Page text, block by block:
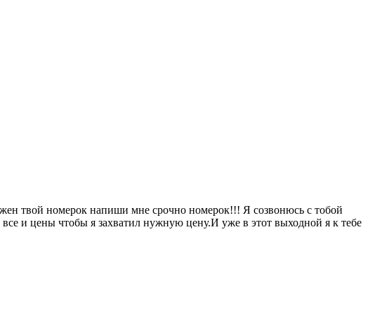
твой номерок напиши мне срочно номерок!!! Я созвонюсь с тобой
и цены чтобы я захватил нужную цену.И уже в этот выходной я к тебе